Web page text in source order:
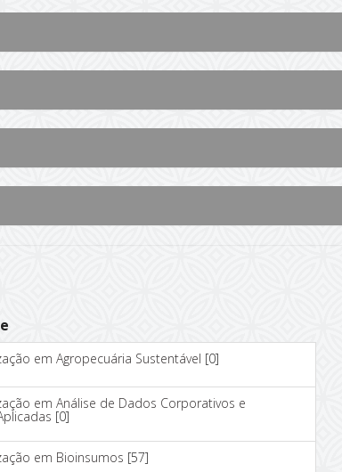
em Agropecuária Sustentável [0]
em Análise de Dados Corporativos e
[0]
em Bioinsumos [57]